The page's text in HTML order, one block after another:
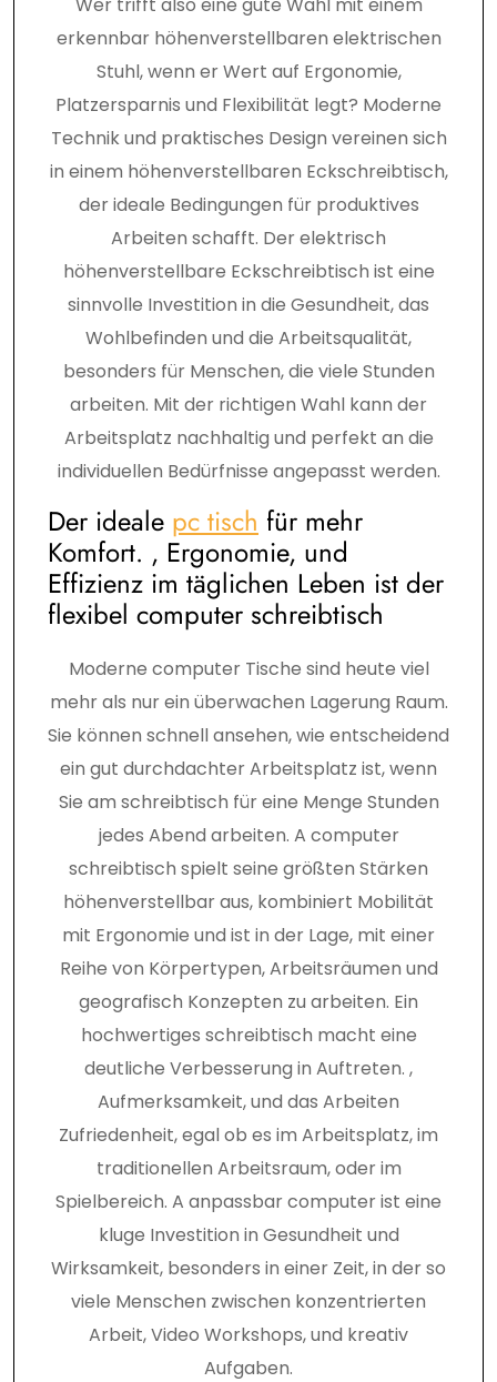
erkennbar höhenverstellbaren elektrischen
Stuhl, wenn er Wert auf Ergonomie,
Platzersparnis und Flexibilität legt? Moderne
Technik und praktisches Design vereinen sich
in einem höhenverstellbaren Eckschreibtisch,
der ideale Bedingungen für produktives
Arbeiten schafft. Der elektrisch
höhenverstellbare Eckschreibtisch ist eine
sinnvolle Investition in die Gesundheit, das
Wohlbefinden und die Arbeitsqualität,
besonders für Menschen, die viele Stunden
arbeiten. Mit der richtigen Wahl kann der
Arbeitsplatz nachhaltig und perfekt an die
individuellen Bedürfnisse angepasst werden.
Der ideale pc tisch für mehr
Komfort. , Ergonomie, und
Effizienz im täglichen Leben ist der
flexibel computer schreibtisch
Moderne computer Tische sind heute viel
mehr als nur ein überwachen Lagerung Raum.
Sie können schnell ansehen, wie entscheidend
ein gut durchdachter Arbeitsplatz ist, wenn
Sie am schreibtisch für eine Menge Stunden
jedes Abend arbeiten. A computer
schreibtisch spielt seine größten Stärken
höhenverstellbar aus, kombiniert Mobilität
mit Ergonomie und ist in der Lage, mit einer
Reihe von Körpertypen, Arbeitsräumen und
geografisch Konzepten zu arbeiten. Ein
hochwertiges schreibtisch macht eine
deutliche Verbesserung in Auftreten. ,
Aufmerksamkeit, und das Arbeiten
Zufriedenheit, egal ob es im Arbeitsplatz, im
traditionellen Arbeitsraum, oder im
Spielbereich. A anpassbar computer ist eine
kluge Investition in Gesundheit und
Wirksamkeit, besonders in einer Zeit, in der so
viele Menschen zwischen konzentrierten
Arbeit, Video Workshops, und kreativ
Aufgaben.